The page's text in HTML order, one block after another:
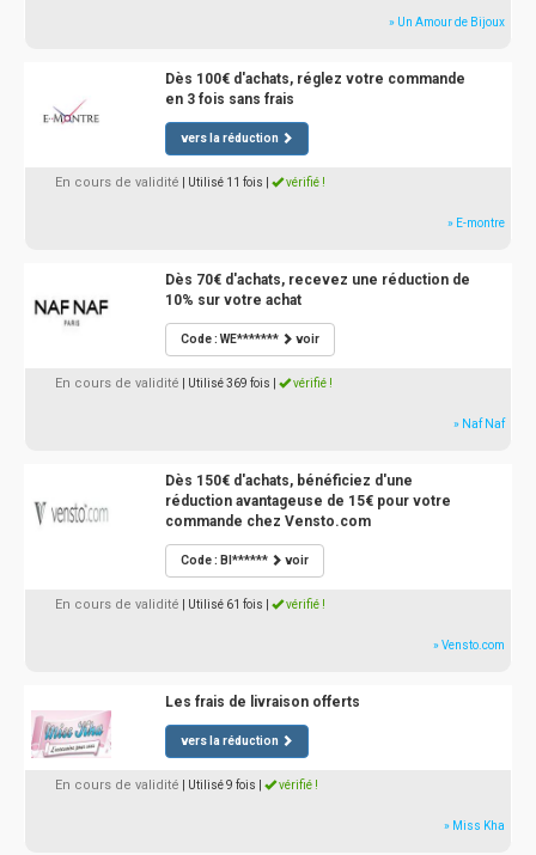
» Un Amour de Bijoux
Dès 100€ d'achats, réglez votre commande
en 3 fois sans frais
vers la réduction
En cours de validité | Utilisé 11 fois vérifié !
» E-montre
Dès 70€ d'achats, recevez une réduction de
10% sur votre achat
Code : WE******* voir
En cours de validité | Utilisé 369 fois vérifié !
» Naf Naf
Dès 150€ d'achats, bénéficiez d'une
réduction avantageuse de 15€ pour votre
commande chez Vensto.com
Code : BI****** voir
En cours de validité | Utilisé 61 fois vérifié !
» Vensto.com
Les frais de livraison offerts
vers la réduction
En cours de validité | Utilisé 9 fois vérifié !
» Miss Kha